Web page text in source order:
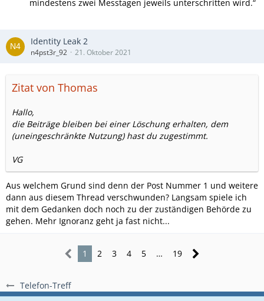
Telefon-Treff
mindestens zwei Messtagen jeweils unterschritten wird.“
Identity Leak 2
n4pst3r_92 21. Oktober 2021
Zitat von Thomas
Hallo,
die Beiträge bleiben bei einer Löschung erhalten, dem
(uneingeschränkte Nutzung) hast du zugestimmt.
VG
Aus welchem Grund sind denn der Post Nummer 1 und weitere
dann aus diesem Thread verschwunden? Langsam spiele ich
mit dem Gedanken doch noch zu der zuständigen Behörde zu
gehen. Mehr Ignoranz geht ja fast nicht...
1 2 3 4 5 … 19